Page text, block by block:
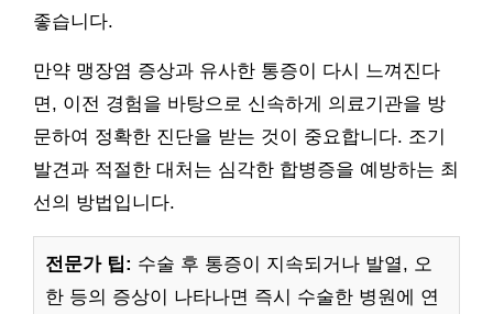
좋습니다.
만약 맹장염 증상과 유사한 통증이 다시 느껴진다
면, 이전 경험을 바탕으로 신속하게 의료기관을 방
문하여 정확한 진단을 받는 것이 중요합니다. 조기
발견과 적절한 대처는 심각한 합병증을 예방하는 최
선의 방법입니다.
전문가 팁: 수술 후 통증이 지속되거나 발열, 오
한 등의 증상이 나타나면 즉시 수술한 병원에 연